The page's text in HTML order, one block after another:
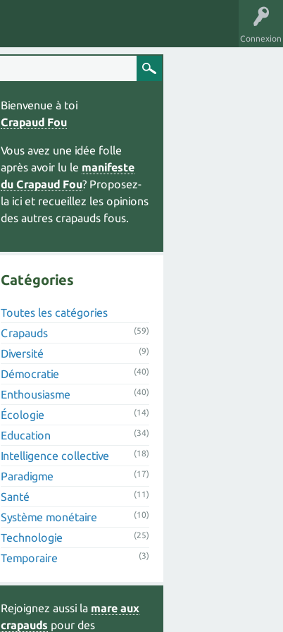
Connexion
Bienvenue à toi
Crapaud Fou
Vous avez une idée folle
après avoir lu le manifeste
du Crapaud Fou? Proposez-
la ici et recueillez les opinions
des autres crapauds fous.
Catégories
Toutes les catégories
Crapauds
(59)
Diversité (9)
Démocratie (40)
Enthousiasme (40)
Écologie (14)
Education (34)
Intelligence collective (18)
Paradigme (17)
Santé (11)
Système monétaire (10)
Technologie (25)
Temporaire (3)
Rejoignez aussi la mare aux
crapauds pour des